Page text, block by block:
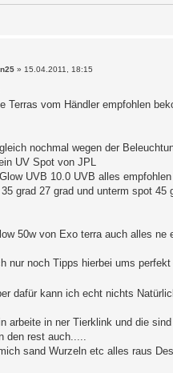
»15.04.2011, 18:15
Terras vom Händler empfohlen
nochmal wegen der
UV Spot von JPL
UVB 10.0 UVB alles
grad 27 grad und unterm spot 45
50w von Exo terra auch alles
nur noch Tipps hierbei ums
dafür kann ich echt nichts
arbeite in ner Tierklink und die
den rest auch.....
sand Wurzeln etc alles raus